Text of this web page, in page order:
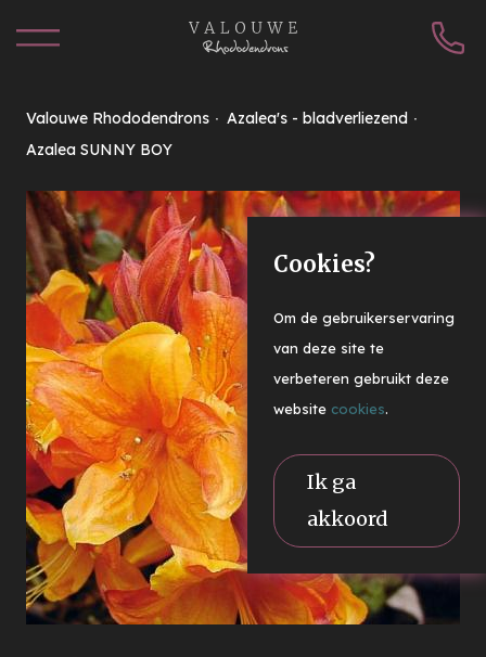
Valouwe Rhododendrons
Azalea's - bladverliezend
Azalea SUNNY BOY
Cookies?
Om de gebruikerservaring
van deze site te
verbeteren gebruikt deze
website cookies.
Ik ga
akkoord